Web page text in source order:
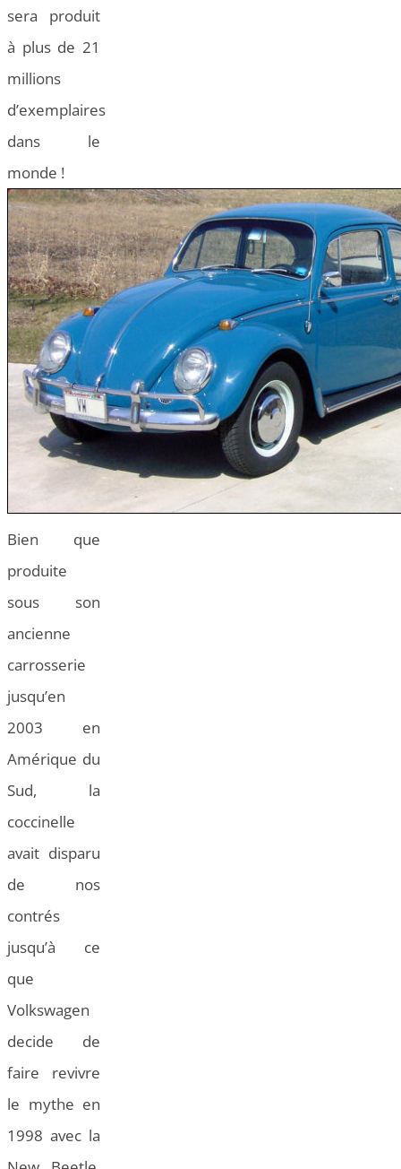
sera produit
à plus de 21
millions
d’exemplaires
dans le
monde !
Bien que
produite
sous son
ancienne
carrosserie
jusqu’en
2003 en
Amérique du
Sud, la
coccinelle
avait disparu
de nos
contrés
jusqu’à ce
que
Volkswagen
decide de
faire revivre
le mythe en
1998 avec la